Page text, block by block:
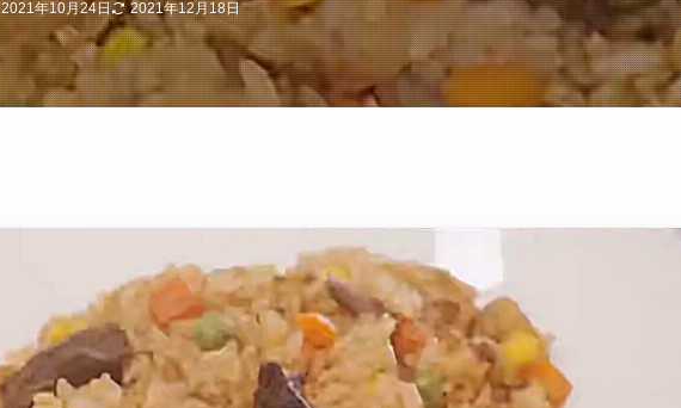
2021年10月24日 2021年12月18日